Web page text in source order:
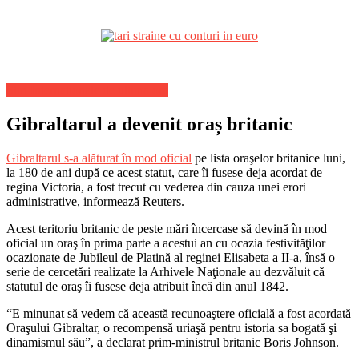
Gibraltarul a devenit oraș britanic
Gibraltarul s-a alăturat în mod oficial pe lista oraşelor britanice luni,
la 180 de ani după ce acest statut, care îi fusese deja acordat de
regina Victoria, a fost trecut cu vederea din cauza unei erori
administrative, informează Reuters.
Acest teritoriu britanic de peste mări încercase să devină în mod
oficial un oraş în prima parte a acestui an cu ocazia festivităţilor
ocazionate de Jubileul de Platină al reginei Elisabeta a II-a, însă o
serie de cercetări realizate la Arhivele Naţionale au dezvăluit că
statutul de oraş îi fusese deja atribuit încă din anul 1842.
“E minunat să vedem că această recunoaştere oficială a fost acordată
Oraşului Gibraltar, o recompensă uriaşă pentru istoria sa bogată şi
dinamismul său”, a declarat prim-ministrul britanic Boris Johnson.